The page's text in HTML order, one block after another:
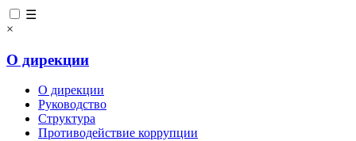
☰
×
О дирекции
О дирекции
Руководство
Структура
Противодействие коррупции